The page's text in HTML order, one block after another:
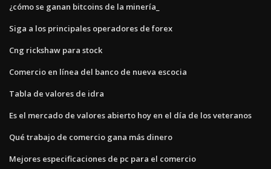
¿cómo se ganan bitcoins de la minería_
Siga a los principales operadores de forex
Cng rickshaw para stock
Comercio en línea del banco de nueva escocia
Tabla de valores de idra
Es el mercado de valores abierto hoy en el día de los veteranos
Qué trabajo de comercio gana más dinero
Mejores especificaciones de pc para el comercio